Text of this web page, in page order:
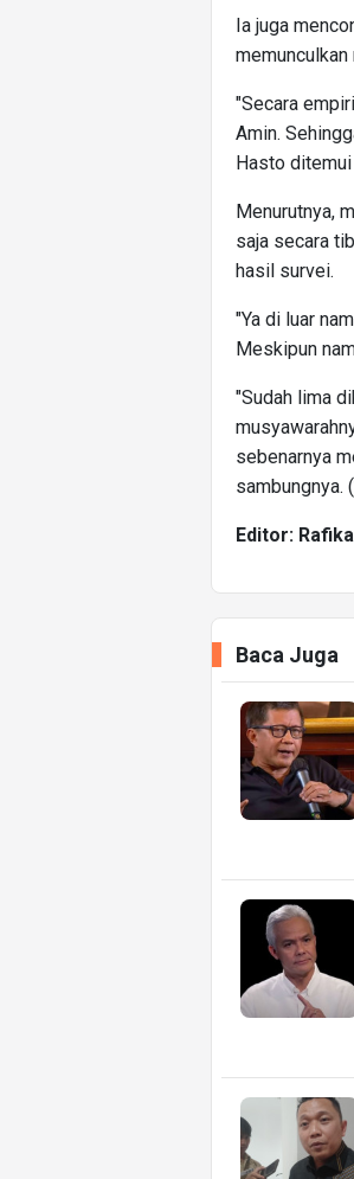
Ia juga
"Secara
Amin.
Hasto
Menurutnya,
saja secara
hasil survei.
"Ya di luar
Meskipun
"Sudah lima
sebenarnya
sambungnya.
Editor: Rafika
Baca Juga